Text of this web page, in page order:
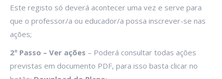
Este registo só deverá acontecer uma vez e serve para
que o professor/a ou educador/a possa inscrever-se nas
ações;
2º Passo – Ver ações – Poderá consultar todas ações
previstas em documento PDF, para isso basta clicar no